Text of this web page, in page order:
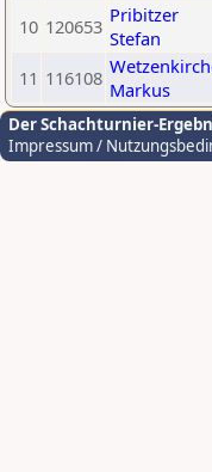
10 120653 Pribitzer
Stefan
11 116108 Markus
Der Schachturnier-
Impressum /